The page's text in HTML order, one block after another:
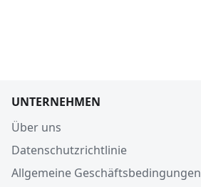
UNTERNEHMEN
Über uns
Datenschutzrichtlinie
Allgemeine Geschäftsbedingungen